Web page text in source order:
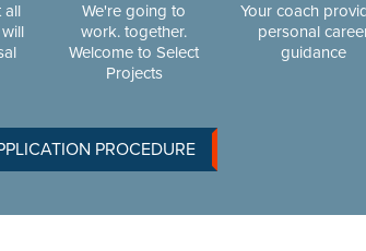
all
We're going to
work. together.
Welcome to Select
Projects
Your coach
personal
guidance
PROCEDURE